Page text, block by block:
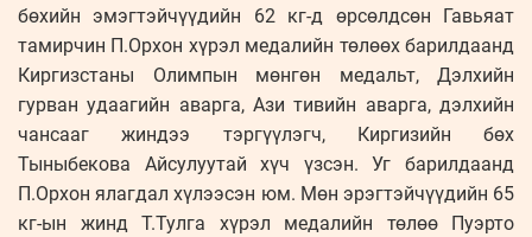
бөхийн эмэгтэйчүүдийн 62 кг-д өрсөлдсөн Гавьяат
тамирчин П.Орхон хүрэл медалийн төлөөх барилдаанд
Киргизстаны Олимпын мөнгөн медальт, Дэлхийн
гурван удаагийн аварга, Ази тивийн аварга, дэлхийн
чансааг жиндээ тэргүүлэгч, Киргизийн бөх
Тыныбекова Айсулуутай хүч үзсэн. Уг барилдаанд
П.Орхон ялагдал хүлээсэн юм. Мөн эрэгтэйчүүдийн 65
кг-ын жинд Т.Тулга хүрэл медалийн төлөө Пуэрто